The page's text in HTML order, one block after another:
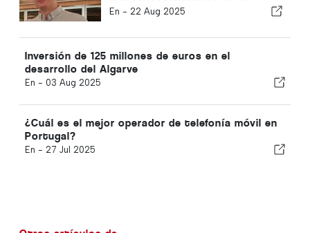
Algarve
En - 22 Aug 2025
Inversión de 125 millones de euros en el
desarrollo del Algarve
En - 03 Aug 2025
¿Cuál es el mejor operador de telefonía móvil en
Portugal?
En - 27 Jul 2025